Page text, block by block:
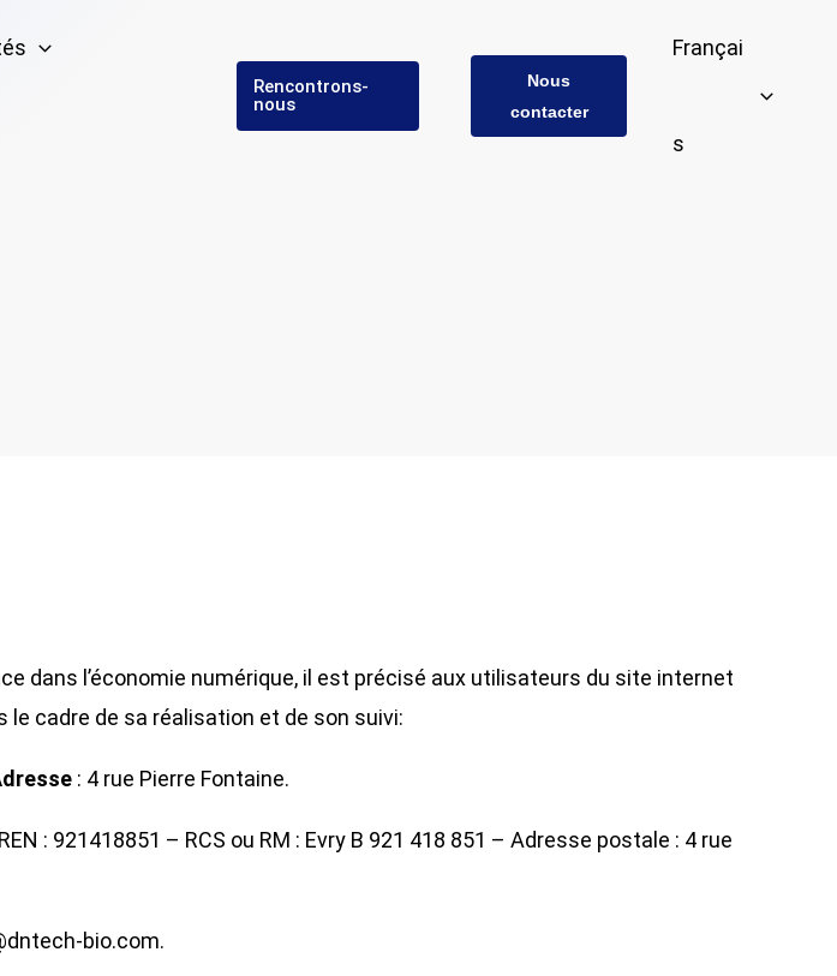
Rencontrons-
nous
Nous
contacter
Françai
s
dans l’économie numérique, il est précisé aux utilisateurs du site internet
cadre de sa réalisation et de son suivi:
: 4 rue Pierre Fontaine.
: 921418851 – RCS ou RM : Evry B 921 418 851 – Adresse postale : 4 rue
bio.com.